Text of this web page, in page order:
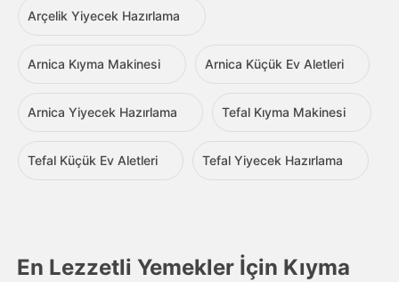
En Lezzetli Yemekler İçin Kıyma
Arçelik Yiyecek Hazırlama
Arnica Kıyma Makinesi Arnica Küçük Ev Aletleri
Arnica Yiyecek Hazırlama Tefal Kıyma Makinesi
Tefal Küçük Ev Aletleri Tefal Yiyecek Hazırlama